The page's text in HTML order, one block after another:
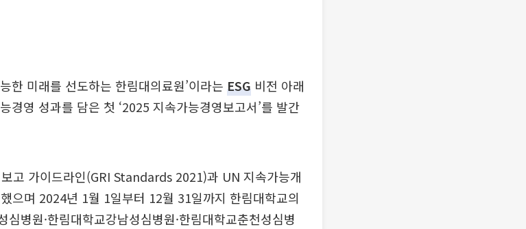
한 미래를 선도하는 한림대의료원’이라는 ESG 비전 아래
경영 성과를 담은 첫 ‘2025 지속가능경영보고서’를 발간
고 가이드라인(GRI Standards 2021)과 UN 지속가능개
으며 2024년 1월 1일부터 12월 31일까지 한림대학교의
병원·한림대학교강남성심병원·한림대학교춘천성심병